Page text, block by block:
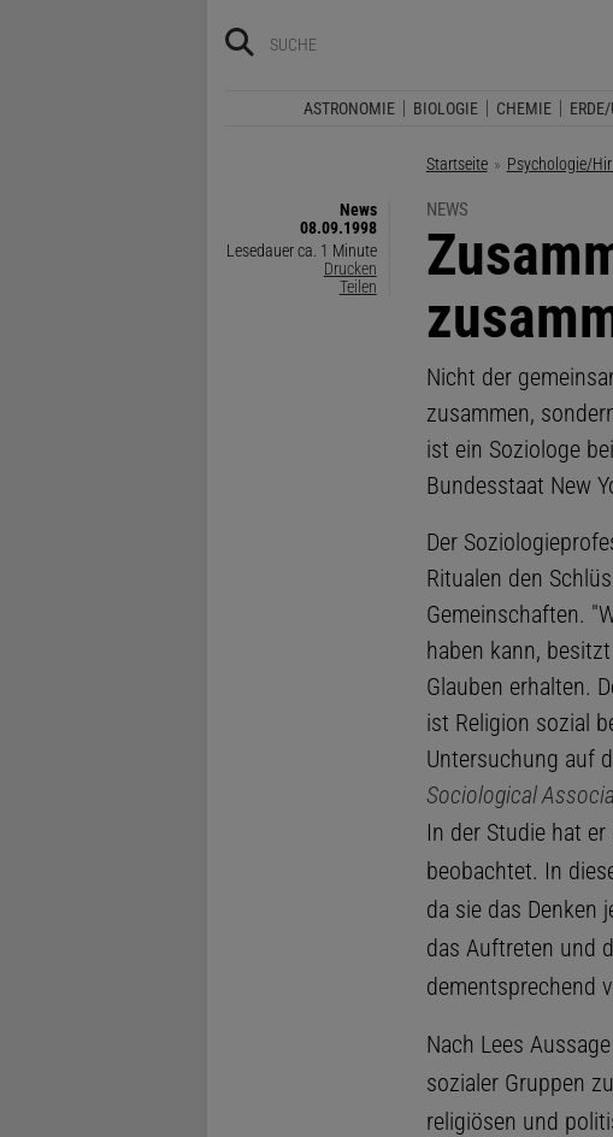
ASTRONOMIE BIOLOGIE CHEMIE
Startseite Psychologie/
News
08.09.1998
Lesedauer ca. 1 Minute
Drucken
Teilen
NEWS
:
Nicht der
zusammen,
ist ein Soziologe
Bundesstaat New
Der
Ritualen den
Gemeinschaften.
haben kann,
Glauben erhalten.
ist Religion sozial
Untersuchung auf
Sociological
In der Studie hat
beobachtet. In
da sie das Denken
das Auftreten und
dementsprechend
Nach Lees
sozialer Gruppen
religiösen und